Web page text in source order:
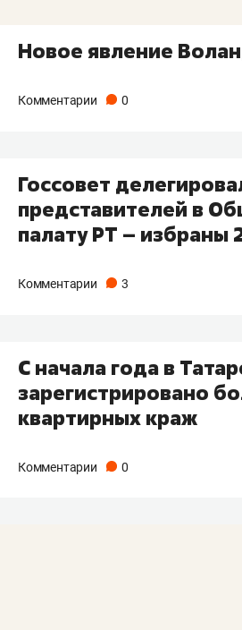
Новое явление
Комментарии 0
Госсовет
представителей в
палату РТ – избраны
Комментарии 3
С начала года в
зарегистрировано
квартирных краж
Комментарии 0